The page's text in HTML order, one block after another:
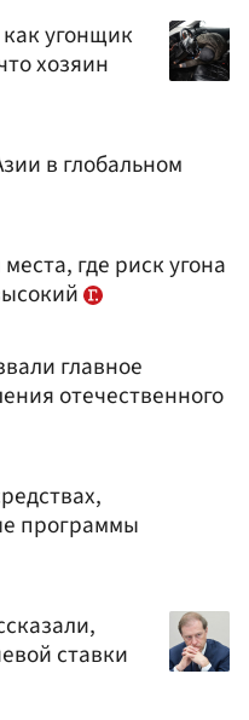
угонщик
хозяин
в глобальном
где риск угона
главное
отечественного
программы
ставки